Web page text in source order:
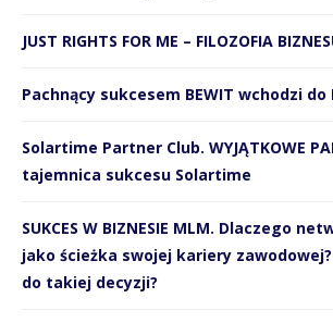
JUST RIGHTS FOR ME – FILOZOFIA
Pachnący sukcesem BEWIT wchodzi do
Solartime Partner Club. WYJĄTKOWE
tajemnica sukcesu Solartime
SUKCES W BIZNESIE MLM. Dlaczego
jako ścieżka swojej kariery zawodowej?
do takiej decyzji?